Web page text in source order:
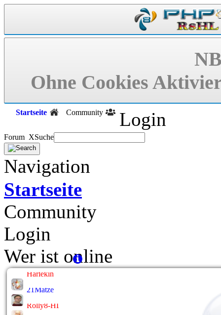
Ohne Cookies
Startseite Community Login
Forum XSuche
Navigation
Startseite
Community
Login
Wer ist online
Harlekin
21Matze
Rolly8-HL